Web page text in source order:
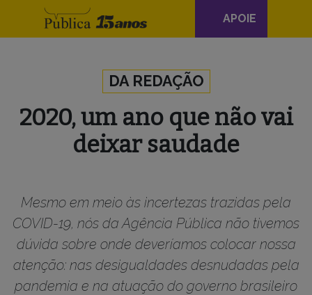
Navegação
principal
APOIE
DA REDAÇÃO
2020, um ano que não vai
deixar saudade
Mesmo em meio às incertezas trazidas pela
COVID-19, nós da Agência Pública não tivemos
dúvida sobre onde deveríamos colocar nossa
atenção: nas desigualdades desnudadas pela
pandemia e na atuação do governo brasileiro